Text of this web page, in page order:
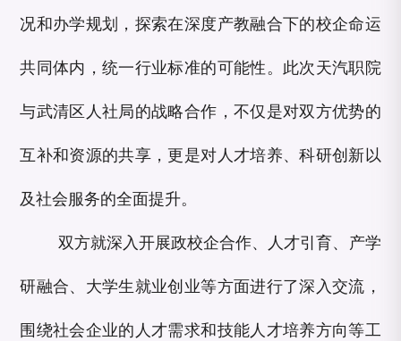
况和办学规划，探索在深度产教融合下的校企命运
共同体内，统一行业标准的可能性。此次天汽职院
与武清区人社局的战略合作，不仅是对双方优势的
互补和资源的共享，更是对人才培养、科研创新以
及社会服务的全面提升。
双方就深入开展政校企合作、人才引育、产学
研融合、大学生就业创业等方面进行了深入交流，
围绕社会企业的人才需求和技能人才培养方向等工